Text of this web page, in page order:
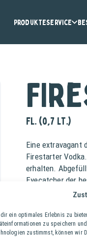
ein optimales Erlebnis zu
zu speichern
zustimmst, können wir
ProdukteService
Fl. (0,7 lt.)
Eine extravagant
Firestarter
erhalten.
Eyecatcher der
Basis für